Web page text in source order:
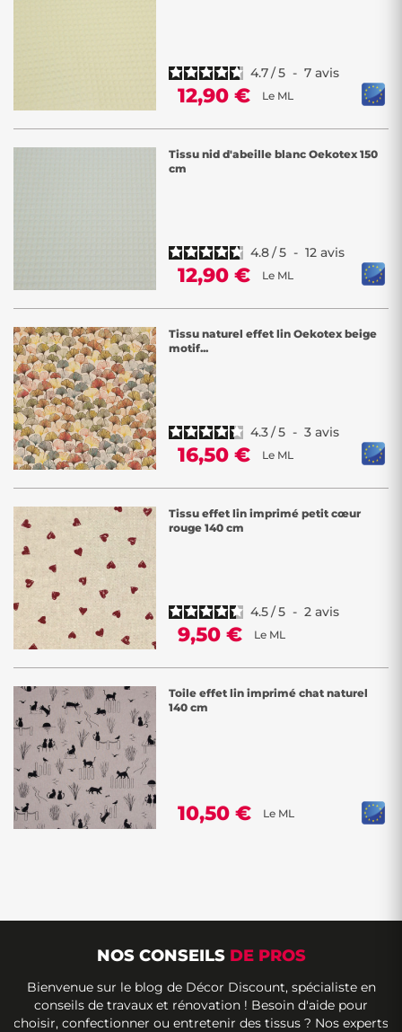
4.7/5 - 7 avis
12,90 € Le ML
Tissu nid d'abeille blanc Oekotex 150
cm
4.8/5 - 12 avis
12,90 € Le ML
Tissu naturel effet lin Oekotex beige
motif...
4.3/5 - 3 avis
16,50 € Le ML
Tissu effet lin imprimé petit cœur
rouge 140 cm
4.5/5 - 2 avis
9,50 € Le ML
Toile effet lin imprimé chat naturel
140 cm
10,50 € Le ML
NOS CONSEILS DE PROS
Bienvenue sur le blog de Décor Discount, spécialiste en
conseils de travaux et rénovation ! Besoin d'aide pour
choisir, confectionner ou entretenir des tissus ? Nos experts